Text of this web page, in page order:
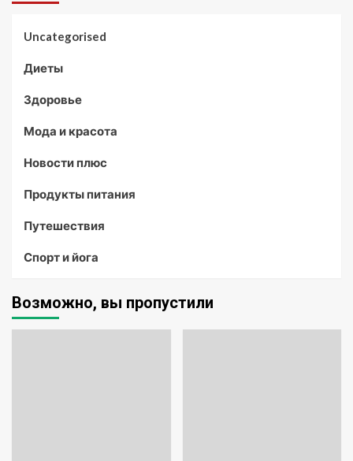
Uncategorised
Диеты
Здоровье
Мода и красота
Новости плюс
Продукты питания
Путешествия
Спорт и йога
Возможно, вы пропустили